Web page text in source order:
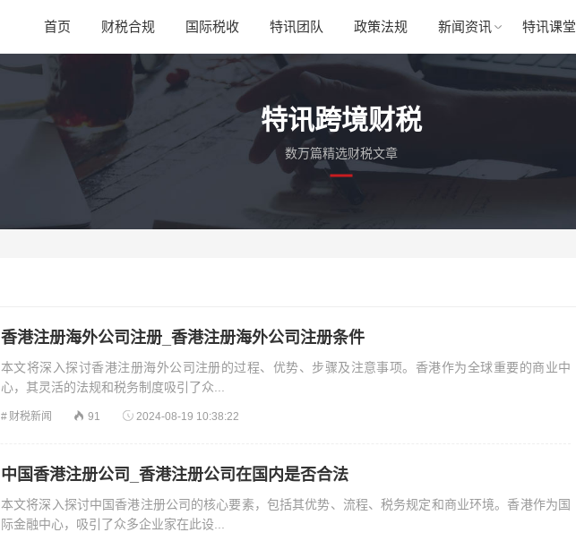
首页 财税合规 国际税收 特讯团队 政策法规 新闻资讯 特讯课堂
特讯跨境财税
数万篇精选财税文章
香港注册海外公司注册_香港注册海外公司注册条件
本文将深入探讨香港注册海外公司注册的过程、优势、步骤及注意事项。香港作为全球重要的商业中
心，其灵活的法规和税务制度吸引了众...
财税新闻 91 2024-08-19 10:38:22
中国香港注册公司_香港注册公司在国内是否合法
本文将深入探讨中国香港注册公司的核心要素，包括其优势、流程、税务规定和商业环境。香港作为国
际金融中心，吸引了众多企业家在此设...